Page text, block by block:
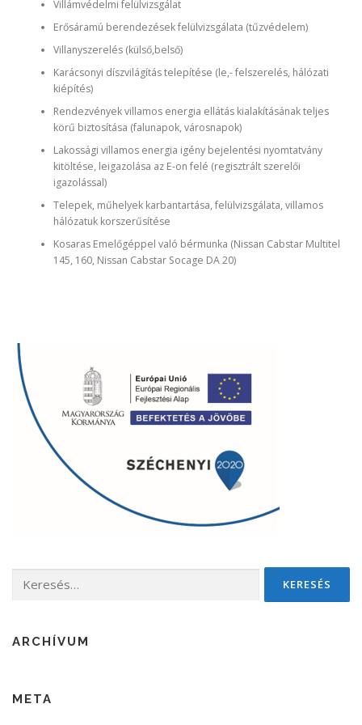
Villámvédelmi felülvizsgálat
Erősáramú berendezések felülvizsgálata (tűzvédelem)
Villanyszerelés (külső,belső)
Karácsonyi díszvilágítás telepítése (le,- felszerelés, hálózati
kiépítés)
Rendezvények villamos energia ellátás kialakításának teljes
körű biztosítása (falunapok, városnapok)
Lakossági villamos energia igény bejelentési nyomtatvány
kitöltése, leigazolása az E-on felé (regisztrált szerelői
igazolással)
Telepek, műhelyek karbantartása, felülvizsgálata, villamos
hálózatuk korszerűsítése
Kosaras Emelőgéppel való bérmunka (Nissan Cabstar Multitel
145, 160, Nissan Cabstar Socage DA 20)
ARCHÍVUM
META